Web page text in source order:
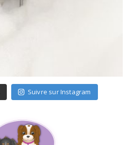
Suivre sur Instagram